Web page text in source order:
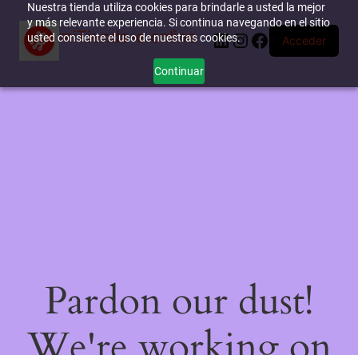
Nuestra tienda utiliza cookies para brindarle a usted la mejor
y más relevante experiencia. Si continua navegando en el sitio
usted consiente el uso de nuestras cookies.
Continuar
miTienda-e.online LinkedIn
Instagram
Facebook
Acceder
Pardon our dust!